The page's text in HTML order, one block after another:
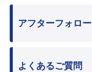
アフターフォロー
よくあるご質問